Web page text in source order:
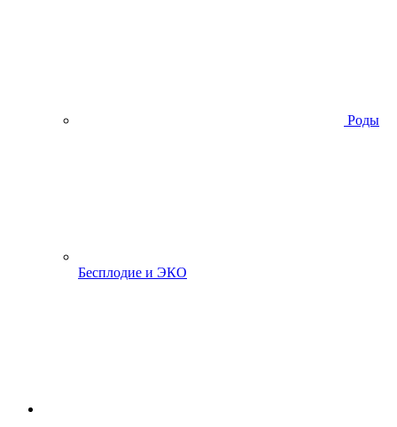
Роды
Бесплодие и ЭКО